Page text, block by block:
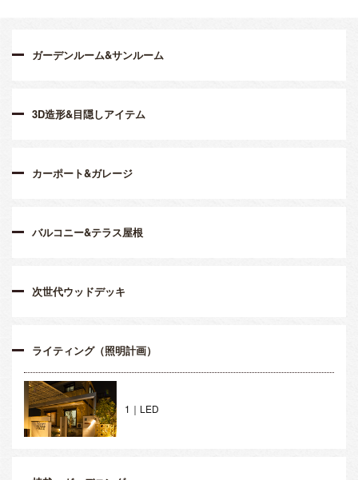
ガーデンルーム&サンルーム
3D造形&目隠しアイテム
カーポート&ガレージ
バルコニー&テラス屋根
次世代ウッドデッキ
ライティング（照明計画）
1｜LED